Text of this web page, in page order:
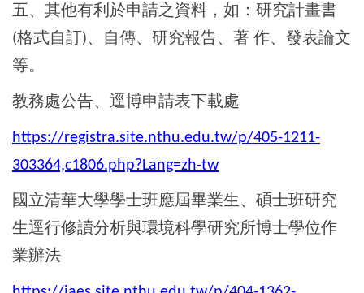
五、其他有利於申請之資料，如：研究計畫書
(格式自訂)、自傳、研究報告、著 作、發表論文
等。
教務處公告、逕博申請表下載處
https://registra.site.nthu.edu.tw/p/405-1211-
303364,c1806.php?Lang=zh-tw
國立清華大學學士班應屆畢業生、碩士班研究
生逕行修讀分析與環境科學研究所博士學位作
業辦法